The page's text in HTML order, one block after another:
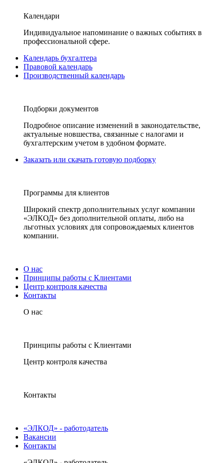
Календари
Индивидуальное напоминание о важных событиях в
профессиональной сфере.
Календарь бухгалтера
Правовой календарь
Производственный календарь
Подборки документов
Подробное описание изменений в законодательстве,
актуальные новшества, связанные с налогами и
бухгалтерским учетом в удобном формате.
Заказать или скачать готовую подборку
Программы для клиентов
Широкий спектр дополнительных услуг компании
«ЭЛКОД» без дополнительной оплаты, либо на
льготных условиях для сопровождаемых клиентов
компании.
О нас
Принципы работы с Клиентами
Центр контроля качества
Контакты
О нас
Принципы работы с Клиентами
Центр контроля качества
Контакты
«ЭЛКОД» - работодатель
Вакансии
Контакты